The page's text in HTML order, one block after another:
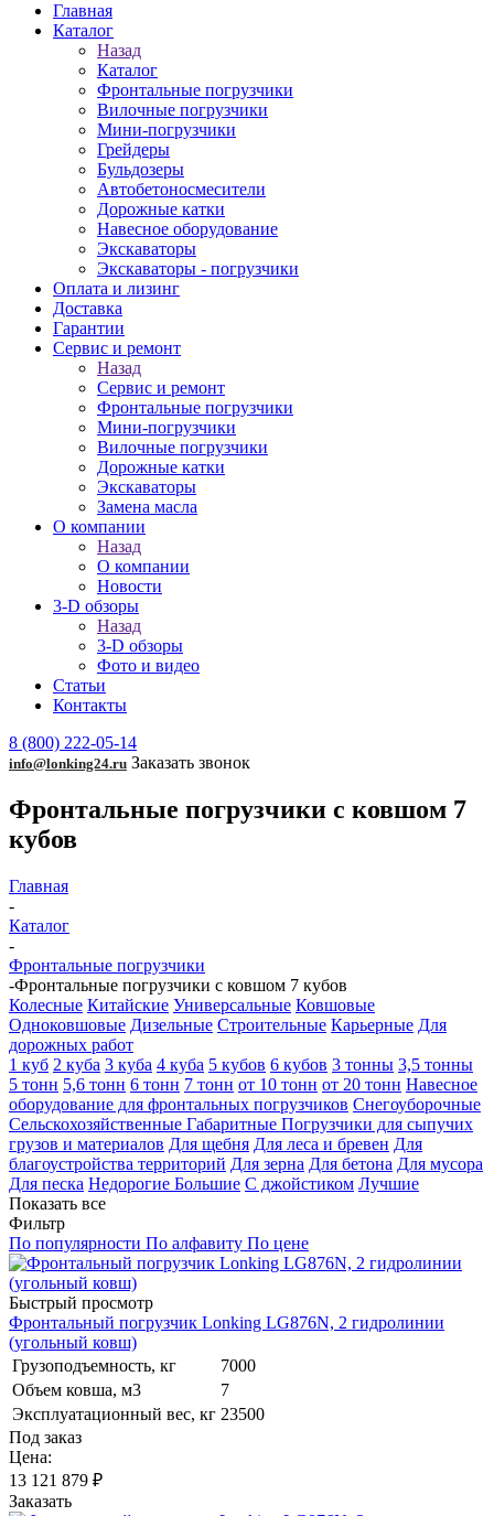
Главная
Каталог
Назад
Каталог
Фронтальные погрузчики
Вилочные погрузчики
Мини-погрузчики
Грейдеры
Бульдозеры
Автобетоносмесители
Дорожные катки
Навесное оборудование
Экскаваторы
Экскаваторы - погрузчики
Оплата и лизинг
Доставка
Гарантии
Сервис и ремонт
Назад
Сервис и ремонт
Фронтальные погрузчики
Мини-погрузчики
Вилочные погрузчики
Дорожные катки
Экскаваторы
Замена масла
О компании
Назад
О компании
Новости
3-D обзоры
Назад
3-D обзоры
Фото и видео
Статьи
Контакты
8 (800) 222-05-14
info@lonking24.ru Заказать звонок
Фронтальные погрузчики с ковшом 7
кубов
Главная
-
Каталог
-
Фронтальные погрузчики
-Фронтальные погрузчики с ковшом 7 кубов
Колесные Китайские Универсальные Ковшовые
Одноковшовые Дизельные Строительные Карьерные Для
дорожных работ
1 куб 2 куба 3 куба 4 куба 5 кубов 6 кубов 3 тонны 3,5 тонны
5 тонн 5,6 тонн 6 тонн 7 тонн от 10 тонн от 20 тонн Навесное
оборудование для фронтальных погрузчиков Снегоуборочные
Сельскохозяйственные Габаритные Погрузчики для сыпучих
грузов и материалов Для щебня Для леса и бревен Для
благоустройства территорий Для зерна Для бетона Для мусора
Для песка Недорогие Большие С джойстиком Лучшие
Показать все
Фильтр
По популярности По алфавиту По цене
Быстрый просмотр
Фронтальный погрузчик Lonking LG876N, 2 гидролинии
(угольный ковш)
Грузоподъемность, кг
7000
Объем ковша, м3
7
Эксплуатационный вес, кг 23500
Под заказ
Цена:
13 121 879 ₽
Заказать